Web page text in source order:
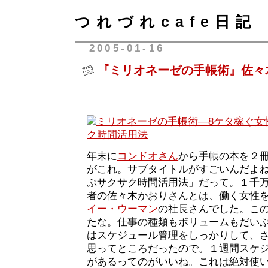
つれづれcafe日記
2005-01-16
『ミリオネーゼの手帳術』佐
年末に コンドオさんから手帳の本を２
がこれ。サブタイトルがすごいんだよ
ぶサクサク時間活用法」だって。１千
者の佐々木かおりさんとは、働く女性
イー・ウーマンの社長さんでした。こ
たな。仕事の種類もボリュームもだい
はスケジュール管理をしっかりして、
思ってところだったので。１週間スケ
があるってのがいいね。これは絶対使